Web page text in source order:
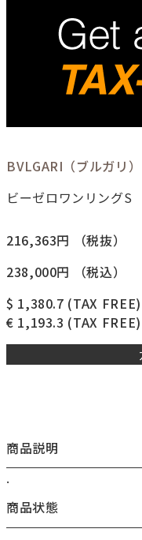
BVLGARI（ブルガリ）
ビーゼロワンリングS
216,363円
（税抜）
238,000円
（税込）
$ 1,380.7 (TAX FREE)
€ 1,193.3 (TAX FREE)
商品説明
.
商品状態